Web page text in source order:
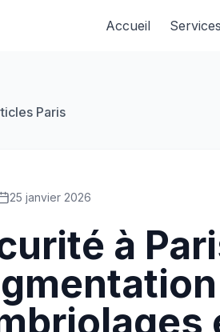
Accueil Services
Paris
25 janvier 2026
à